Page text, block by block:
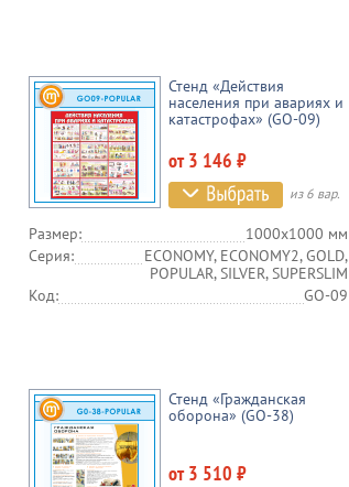
Стенд «Действия
населения при авариях и
катастрофах» (GO-09)
от 3 146 ₽
из 6 вар.
Размер:
1000х1000 мм
Серия:
ECONOMY, ECONOMY2, GOLD,
POPULAR, SILVER, SUPERSLIM
Код:
GO-09
Стенд «Гражданская
оборона» (GO-38)
от 3 510 ₽